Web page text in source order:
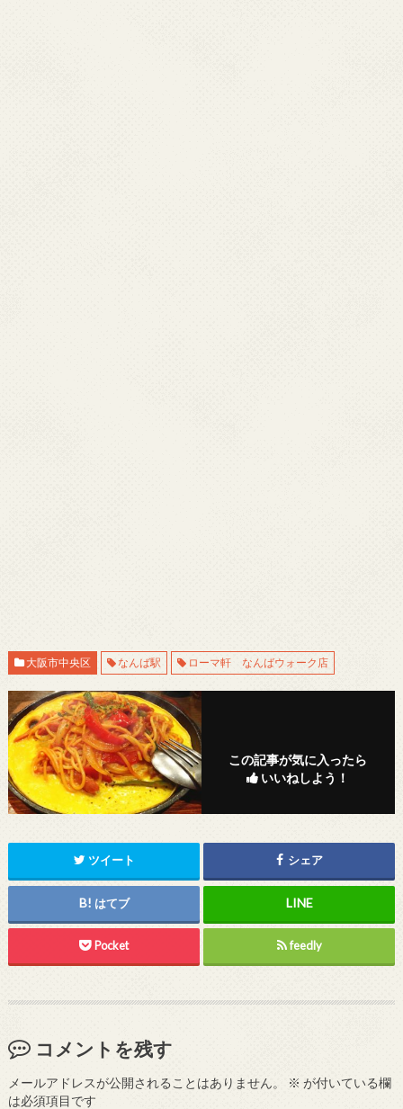
大阪市中央区 なんば駅 ローマ軒 なんばウォーク店
この記事が気に入ったら
いいねしよう！
ツイート シェア
はてブ
Pocket feedly
コメントを残す
メールアドレスが公開されることはありません。 ※ が付いている欄
は必須項目です